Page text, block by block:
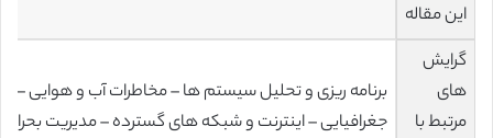
این مقاله
گرایش
های
مرتبط با
برنامه ریزی و تحلیل سیستم ها – مخاطرات آب و هوایی
جغرافیایی – اینترنت و شبکه های گسترده – مدیریت بحران